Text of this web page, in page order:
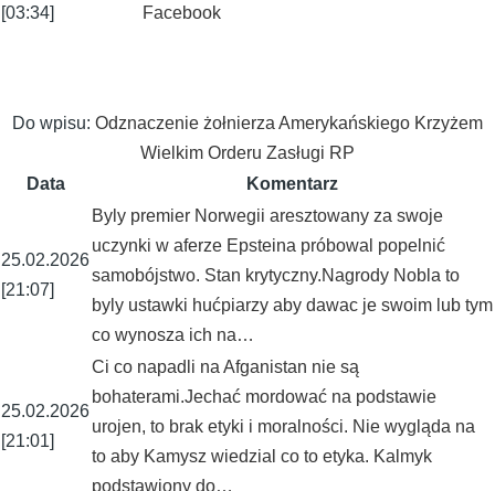
[03:34]
Facebook
Do wpisu: Odznaczenie żołnierza Amerykańskiego Krzyżem
Wielkim Orderu Zasługi RP
Data
Komentarz
25.02.2026
[21:07]
Byly premier Norwegii aresztowany za swoje
uczynki w aferze Epsteina próbowal popelnić
samobójstwo. Stan krytyczny.Nagrody Nobla to
byly ustawki hućpiarzy aby dawac je swoim lub tym
co wynosza ich na…
25.02.2026
[21:01]
Ci co napadli na Afganistan nie są
bohaterami.Jechać mordować na podstawie
urojen, to brak etyki i moralności. Nie wygląda na
to aby Kamysz wiedzial co to etyka. Kalmyk
podstawiony do…